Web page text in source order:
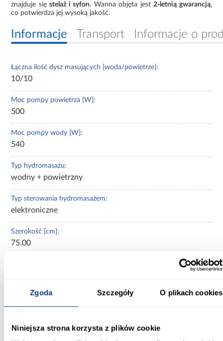
Zgoda Szczegóły O plikach cookies
Niniejsza strona korzysta z plików cookie
znajduje sięstelaż i syfon. Wanna objęta jest2-letnią gwarancją,
co potwierdza jej wysoką jakość.
Informacje Transport Informacje o
Łączna ilość dysz masujących [woda/powietrze]:
10/10
Moc pompy powietrza [W]:
500
Moc pompy wody [W]:
540
Typ hydromasażu:
wodny + powietrzny
Typ sterowania hydromasażem:
elektroniczne
Szerokość [cm]:
75.00
Wysokość [cm]:
41.00
Długość [cm]: